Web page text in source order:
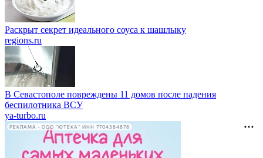
Раскрыт секрет идеального соуса к шашлыку
regions.ru
В Севастополе повреждены 11 домов после падения
беспилотника ВСУ
ya-turbo.ru
РЕКЛАМА • ООО "ЮТЕКА" ИНН 7704384878